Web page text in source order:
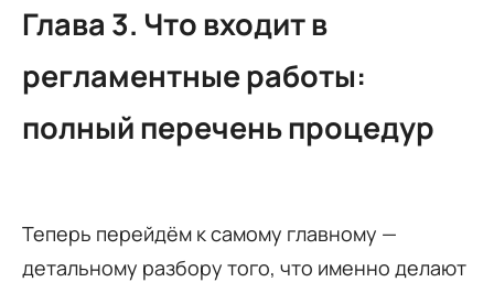
Глава 3. Что входит в
регламентные работы:
полный перечень процедур
Теперь перейдём к самому главному —
детальному разбору того, что именно делают